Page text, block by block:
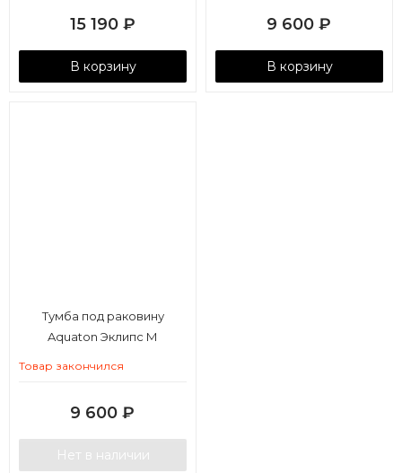
15 190 ₽
В корзину
9 600 ₽
В корзину
Тумба под раковину
Aquaton Эклипс М
Товар закончился
9 600 ₽
Нет в наличии